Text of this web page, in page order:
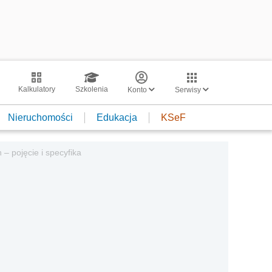
Kalkulatory Szkolenia Konto Serwisy
Nieruchomości Edukacja KSeF
– pojęcie i specyfika